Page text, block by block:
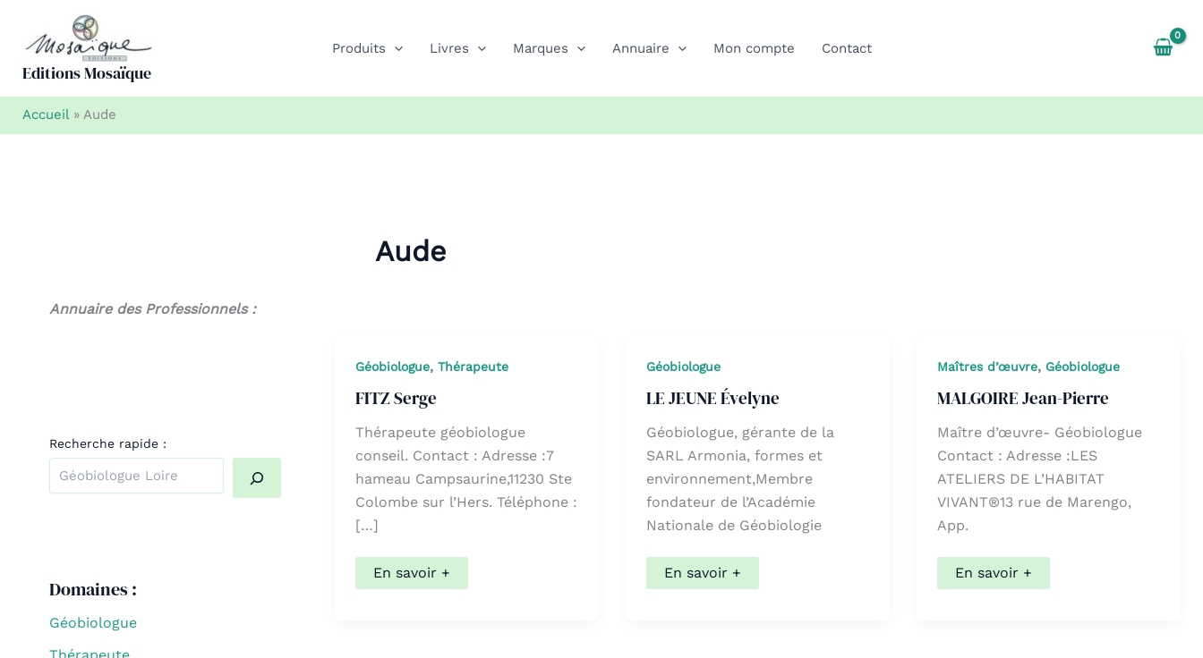
contenu
Editions Mosaïque
Produits Livres Marques Annuaire Mon compte Contact
Accueil» Aude
Annuaire des Professionnels :
Recherche rapide :
Quand les résultats de l'auto-complétion sont disponibles, utilisez les flèches haut et bas pour évaluer entrer pour aller à la page désirée. Utilisateurs et
Domaines :
Géobiologue
Aude
Géobiologue, Thérapeute
FITZ Serge
Thérapeute géobiologue
conseil. Contact : Adresse :7
hameau Campsaurine,11230 Ste
Colombe sur l’Hers. Téléphone :
[…]
FITZ
Serge
En savoir +
Géobiologue
LE JEUNE Évelyne
Géobiologue, gérante de la
SARL Armonia, formes et
environnement,Membre
fondateur de l’Académie
Nationale de Géobiologie
LE
JEUNE
En savoir +
Maîtres d’œuvre, Géobiologue
MALGOIRE Jean-Pierre
Maître d’œuvre- Géobiologue
Contact : Adresse :LES
ATELIERS DE L’HABITAT
VIVANT®13 rue de Marengo,
App.
MALGOIRE
Jean-
En savoir +